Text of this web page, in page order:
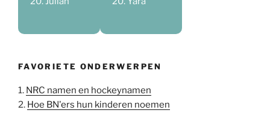
FAVORIETE ONDERWERPEN
1. NRC namen en hockeynamen
2. Hoe BN'ers hun kinderen noemen